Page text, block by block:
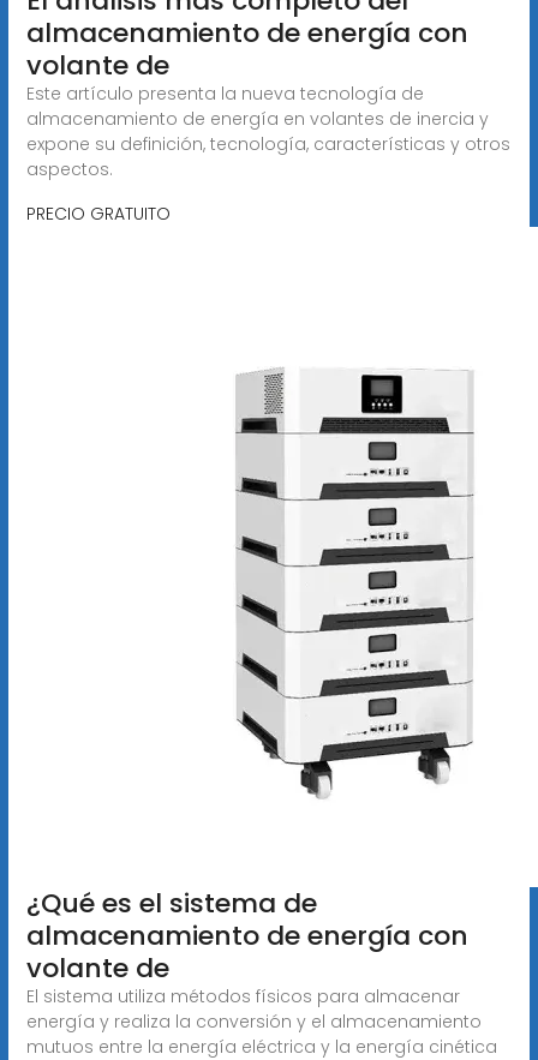
almacenamiento de energía con
volante de
Este artículo presenta la nueva tecnología de
almacenamiento de energía en volantes de inercia y
expone su definición, tecnología, características y otros
aspectos.
PRECIO GRATUITO
¿Qué es el sistema de
almacenamiento de energía con
volante de
El sistema utiliza métodos físicos para almacenar
energía y realiza la conversión y el almacenamiento
mutuos entre la energía eléctrica y la energía cinética